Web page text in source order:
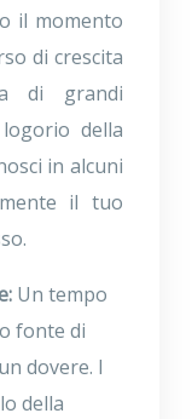
il momento
di crescita
di grandi
della
in alcuni
il tuo
Un tempo
fonte di
dovere. I
della